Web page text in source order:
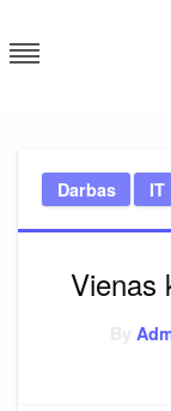
to
content
Darbas IT
Vienas